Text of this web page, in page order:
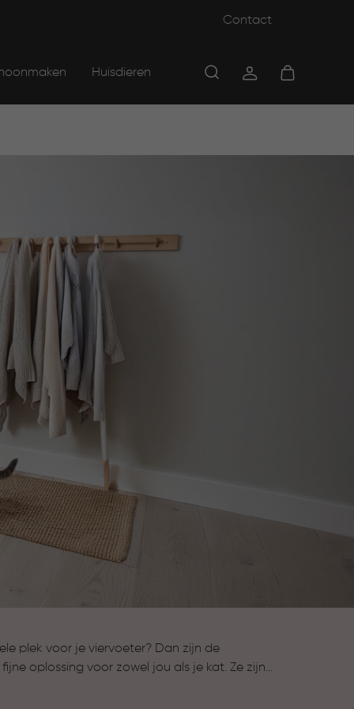
Contact
Huisdieren
plek voor je viervoeter? Dan zijn de
oplossing voor zowel jou als je kat. Ze zijn